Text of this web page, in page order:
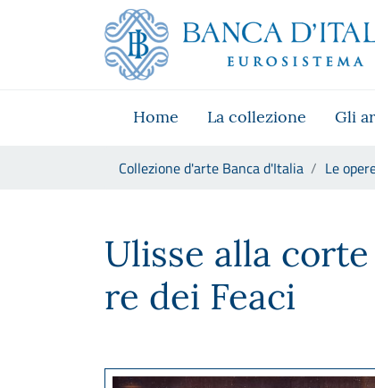
Skip to Main Content
Vai al sito istituzionale
Vai al menu di navigazione
Vai alla ricerca
Vai ai contenuti
Home La collezione Gli
Collezione d'arte Banca d'Italia Le
Ulisse alla
re dei Feaci